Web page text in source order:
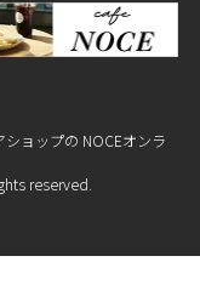
ョップの NOCEオンラ
reserved.